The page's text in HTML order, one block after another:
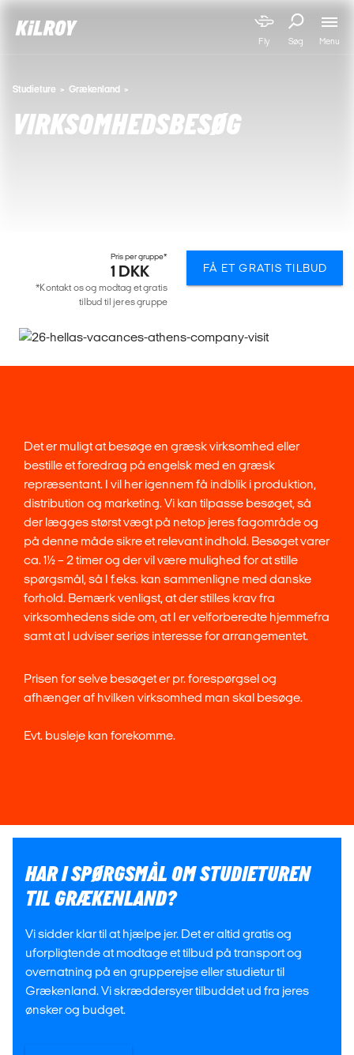
Fly Søg Menu
Studieture Grækenland
VIRKSOMHEDSBESØG
Det er muligt at besøge en græsk virksomhed eller
bestille et foredrag på engelsk med en græsk
repræsentant. I vil her igennem få indblik i produktion,
distribution og marketing. Vi kan tilpasse besøget, så
der lægges størst vægt på netop jeres fagområde og
på denne måde sikre et relevant indhold. Besøget varer
ca. 1½ – 2 timer og der vil være mulighed for at stille
spørgsmål, så I f.eks. kan sammenligne med danske
forhold. Bemærk venligst, at der stilles krav fra
virksomhedens side om, at I er velforberedte hjemmefra
samt at I udviser seriøs interesse for arrangementet.
Prisen for selve besøget er pr. forespørgsel og
afhænger af hvilken virksomhed man skal besøge.
Evt. busleje kan forekomme.
Pris per gruppe*
1 DKK
*Kontakt os og modtag et gratis
tilbud til jeres gruppe
FÅ ET GRATIS TILBUD
HAR I SPØRGSMÅL OM STUDIETUREN
TIL GRÆKENLAND?
Vi sidder klar til at hjælpe jer. Det er altid gratis og
uforpligtende at modtage et tilbud på transport og
overnatning på en grupperejse eller studietur til
Grækenland. Vi skræddersyer tilbuddet ud fra jeres
ønsker og budget.